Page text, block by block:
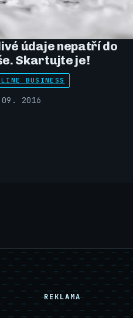
údaje nepatří do
Skartujte je!
LINE BUSINESS
2016
REKLAMA